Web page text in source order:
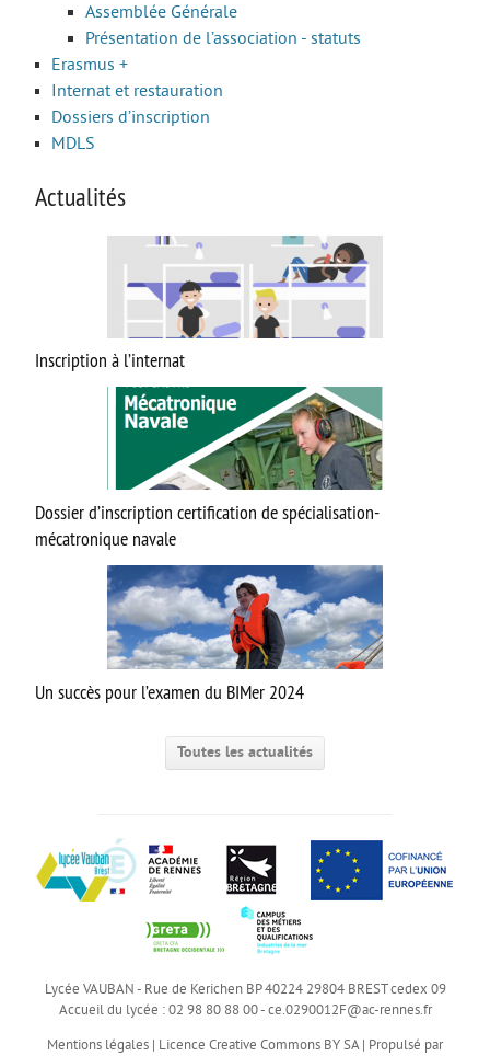
Enseignements Optionnels en 2nde
Section Euro
Option facultative Théâtre
Brevet d’initiation à l’aéronautique
BTS CRSA
BTS ELT
BTS MTE (ancien MCI)
DN MADE DP
MC Mécatronique Navale
PCSI/PSI-PC
PTSI/PT
APPRENTISSAGE
INFOS
VEILLE PÉDAGOGIQUE
Assemblée Générale
Présentation de l’association - statuts
Erasmus +
Internat et restauration
Dossiers d’inscription
MDLS
Actualités
Inscription à l’internat
Dossier d’inscription certification de spécialisation-
mécatronique navale
Un succès pour l’examen du BIMer 2024
Toutes les actualités
Lycée VAUBAN - Rue de Kerichen BP 40224 29804 BREST cedex 09
Accueil du lycée : 02 98 80 88 00 - ce.0290012F@ac-rennes.fr
Mentions légales | Licence Creative Commons BY SA| Propulsé par